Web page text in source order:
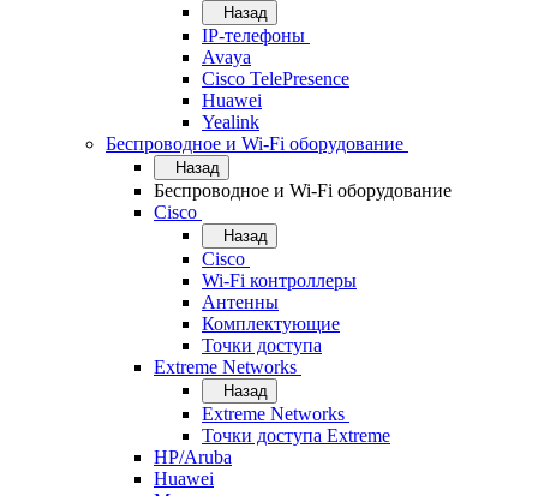
Назад
IP-телефоны
Avaya
Cisco TelePresence
Huawei
Yealink
Беспроводное и Wi-Fi оборудование
Назад
Беспроводное и Wi-Fi оборудование
Cisco
Назад
Cisco
Wi-Fi контроллеры
Антенны
Комплектующие
Точки доступа
Extreme Networks
Назад
Extreme Networks
Точки доступа Extreme
HP/Aruba
Huawei